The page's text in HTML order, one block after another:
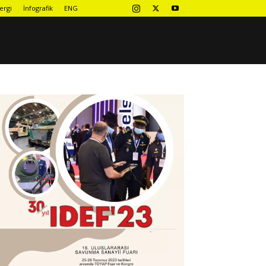
İnfografik ENG